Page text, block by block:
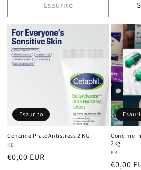
Esaurito
Esaurito
Concime Prato Antistress 2 KG
Fornitore:
KB
Prezzo
€0,00 EUR
Concime
2kg
Fornitore:
KB
Prezzo
€0,00